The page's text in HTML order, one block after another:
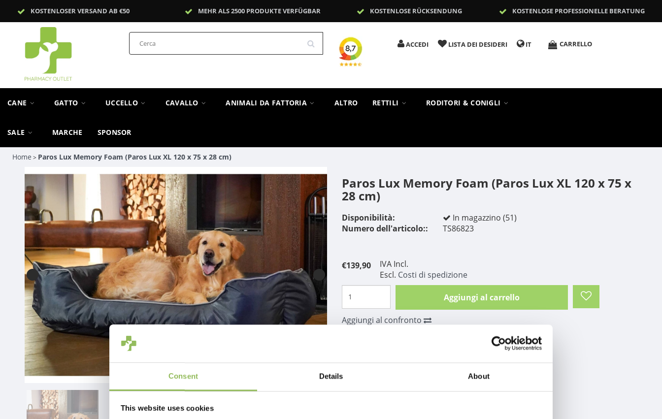
Consent Details About
This website uses cookies
KOSTENLOSER VERSAND AB €50 MEHR ALS 2500 PRODUKTE VERFÜGBAR KOSTENLOSE RÜCKSENDUNG KOSTENLOSE PROFESSIONELLE BERATUNG
ACCEDI LISTA DEI DESIDERI IT CARRELLO
CANE GATTO UCCELLO CAVALLO ANIMALI DA FATTORIA ALTRO RETTILI RODITORI & CONIGLI
SALE MARCHE SPONSOR
Home > Paros Lux Memory Foam (Paros Lux XL 120 x 75 x 28 cm)
Paros Lux Memory Foam (Paros Lux XL 120 x 75 x
28 cm)
Disponibilità:
In magazzino (51)
Numero dell'articolo::
TS86823
€139,90
IVA Incl.
Escl. Costi di spedizione
Aggiungi al carrello
Aggiungi al confronto